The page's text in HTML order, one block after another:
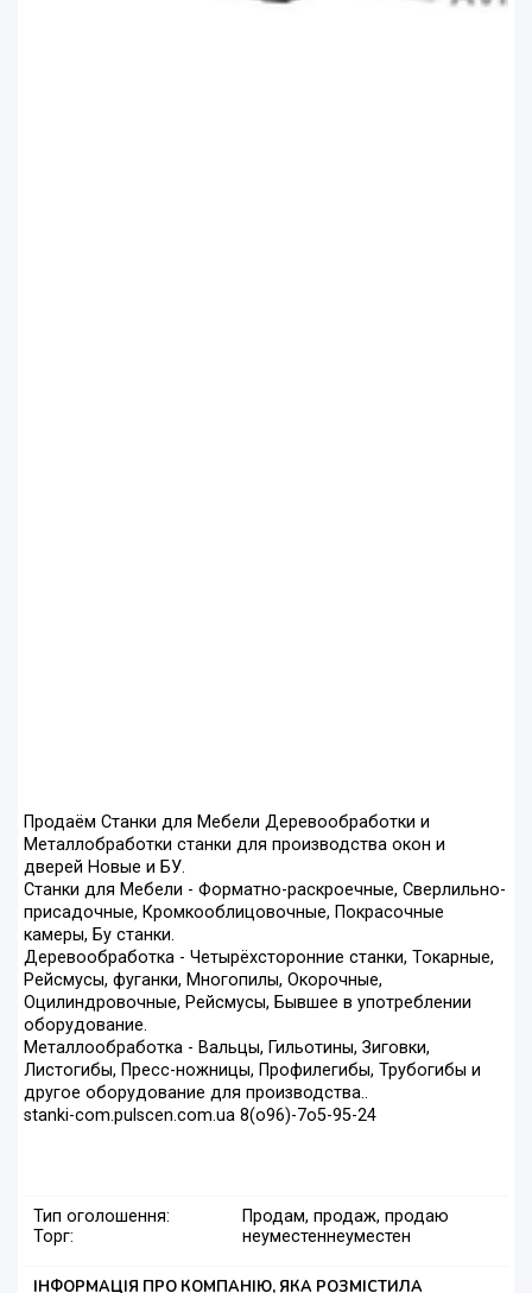
Продаём Станки для Мебели Деревообработки и
Металлобработки станки для производства окон и
дверей Новые и БУ.
Станки для Мебели - Форматно-раскроечные, Сверлильно-
присадочные, Кромкооблицовочные, Покрасочные
камеры, Бу станки.
Деревообработка - Четырёхсторонние станки, Токарные,
Рейсмусы, фуганки, Многопилы, Окорочные,
Оцилиндровочные, Рейсмусы, Бывшее в употреблении
оборудование.
Металлообработка - Вальцы, Гильотины, Зиговки,
Листогибы, Пресс-ножницы, Профилегибы, Трубогибы и
другое оборудование для производства..
stanki-com.pulscen.com.ua 8(о96)-7о5-95-24
Тип оголошення:
Продам, продаж, продаю
Торг:
неуместеннеуместен
ІНФОРМАЦІЯ ПРО КОМПАНІЮ, ЯКА РОЗМІСТИЛА